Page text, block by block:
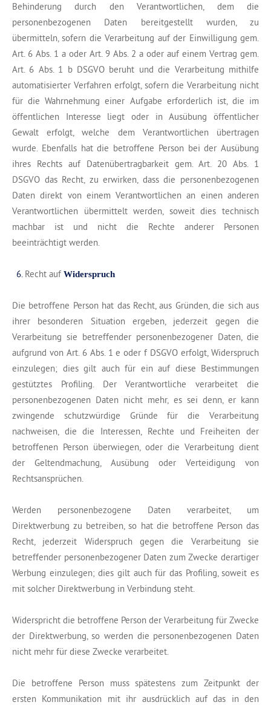
Behinderung durch den Verantwortlichen, dem die
personenbezogenen Daten bereitgestellt wurden, zu
übermitteln, sofern die Verarbeitung auf der Einwilligung gem.
Art. 6 Abs. 1 a oder Art. 9 Abs. 2 a oder auf einem Vertrag gem.
Art. 6 Abs. 1 b DSGVO beruht und die Verarbeitung mithilfe
automatisierter Verfahren erfolgt, sofern die Verarbeitung nicht
für die Wahrnehmung einer Aufgabe erforderlich ist, die im
öffentlichen Interesse liegt oder in Ausübung öffentlicher
Gewalt erfolgt, welche dem Verantwortlichen übertragen
wurde. Ebenfalls hat die betroffene Person bei der Ausübung
ihres Rechts auf Datenübertragbarkeit gem. Art. 20 Abs. 1
DSGVO das Recht, zu erwirken, dass die personenbezogenen
Daten direkt von einem Verantwortlichen an einen anderen
Verantwortlichen übermittelt werden, soweit dies technisch
machbar ist und nicht die Rechte anderer Personen
beeinträchtigt werden.
Recht auf Widerspruch
Die betroffene Person hat das Recht, aus Gründen, die sich aus
ihrer besonderen Situation ergeben, jederzeit gegen die
Verarbeitung sie betreffender personenbezogener Daten, die
aufgrund von Art. 6 Abs. 1 e oder f DSGVO erfolgt, Widerspruch
einzulegen; dies gilt auch für ein auf diese Bestimmungen
gestütztes Profiling. Der Verantwortliche verarbeitet die
personenbezogenen Daten nicht mehr, es sei denn, er kann
zwingende schutzwürdige Gründe für die Verarbeitung
nachweisen, die die Interessen, Rechte und Freiheiten der
betroffenen Person überwiegen, oder die Verarbeitung dient
der Geltendmachung, Ausübung oder Verteidigung von
Rechtsansprüchen.
Werden personenbezogene Daten verarbeitet, um
Direktwerbung zu betreiben, so hat die betroffene Person das
Recht, jederzeit Widerspruch gegen die Verarbeitung sie
betreffender personenbezogener Daten zum Zwecke derartiger
Werbung einzulegen; dies gilt auch für das Profiling, soweit es
mit solcher Direktwerbung in Verbindung steht.
Widerspricht die betroffene Person der Verarbeitung für Zwecke
der Direktwerbung, so werden die personenbezogenen Daten
nicht mehr für diese Zwecke verarbeitet.
Die betroffene Person muss spätestens zum Zeitpunkt der
ersten Kommunikation mit ihr ausdrücklich auf das in den